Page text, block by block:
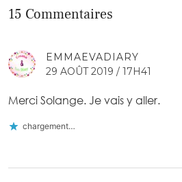
15 Commentaires
EMMAEVADIARY
29 AOÛT 2019 / 17H41
Merci Solange. Je vais y aller.
chargement…